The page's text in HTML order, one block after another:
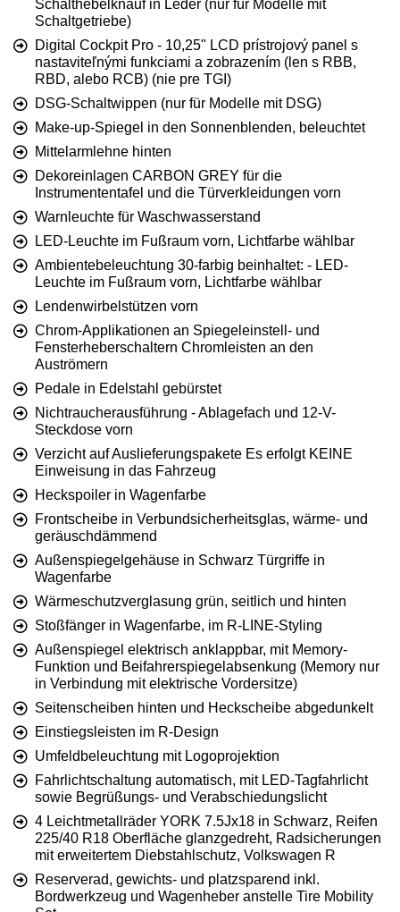
Schalthebelknauf in Leder (nur für Modelle mit
Schaltgetriebe)
Digital Cockpit Pro - 10,25" LCD prístrojový panel s
nastaviteľnými funkciami a zobrazením (len s RBB,
RBD, alebo RCB) (nie pre TGI)
DSG-Schaltwippen (nur für Modelle mit DSG)
Make-up-Spiegel in den Sonnenblenden, beleuchtet
Mittelarmlehne hinten
Dekoreinlagen CARBON GREY für die
Instrumententafel und die Türverkleidungen vorn
Warnleuchte für Waschwasserstand
LED-Leuchte im Fußraum vorn, Lichtfarbe wählbar
Ambientebeleuchtung 30-farbig beinhaltet: - LED-
Leuchte im Fußraum vorn, Lichtfarbe wählbar
Lendenwirbelstützen vorn
Chrom-Applikationen an Spiegeleinstell- und
Fensterheberschaltern Chromleisten an den
Auströmern
Pedale in Edelstahl gebürstet
Nichtraucherausführung - Ablagefach und 12-V-
Steckdose vorn
Verzicht auf Auslieferungspakete Es erfolgt KEINE
Einweisung in das Fahrzeug
Heckspoiler in Wagenfarbe
Frontscheibe in Verbundsicherheitsglas, wärme- und
geräuschdämmend
Außenspiegelgehäuse in Schwarz Türgriffe in
Wagenfarbe
Wärmeschutzverglasung grün, seitlich und hinten
Stoßfänger in Wagenfarbe, im R-LINE-Styling
Außenspiegel elektrisch anklappbar, mit Memory-
Funktion und Beifahrerspiegelabsenkung (Memory nur
in Verbindung mit elektrische Vordersitze)
Seitenscheiben hinten und Heckscheibe abgedunkelt
Einstiegsleisten im R-Design
Umfeldbeleuchtung mit Logoprojektion
Fahrlichtschaltung automatisch, mit LED-Tagfahrlicht
sowie Begrüßungs- und Verabschiedungslicht
4 Leichtmetallräder YORK 7.5Jx18 in Schwarz, Reifen
225/40 R18 Oberfläche glanzgedreht, Radsicherungen
mit erweitertem Diebstahlschutz, Volkswagen R
Reserverad, gewichts- und platzsparend inkl.
Bordwerkzeug und Wagenheber anstelle Tire Mobility